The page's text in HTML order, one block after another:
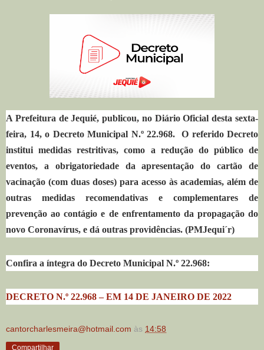
A Prefeitura de Jequié, publicou, no Diário Oficial desta sexta-
feira, 14, o Decreto Municipal N.º 22.968. O referido Decreto
institui medidas restritivas, como a redução do público de
eventos, a obrigatoriedade da apresentação do cartão de
vacinação (com duas doses) para acesso às academias, além de
outras medidas recomendativas e complementares de
prevenção ao contágio e de enfrentamento da propagação do
novo Coronavírus, e dá outras providências. (PMJequi´r)
Confira a íntegra do Decreto Municipal N.º 22.968:
DECRETO N.º 22.968 – EM 14 DE JANEIRO DE 2022
cantorcharlesmeira@hotmail.com às 14:58
Compartilhar